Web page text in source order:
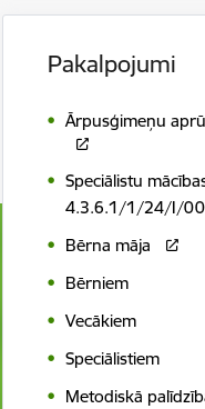
Pakalpojumi
Ārpusģimeņu
Speciālistu
4.3.6.1/1/24/I/00
Bērna māja
Bērniem
Vecākiem
Speciālistiem
Metodiskā